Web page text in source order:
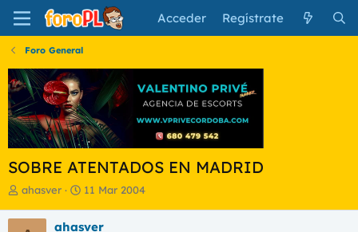
Acceder Regístrate
Foro General
SOBRE ATENTADOS EN MADRID
I
i
ahasver
F11 Mar 2004
ahasver